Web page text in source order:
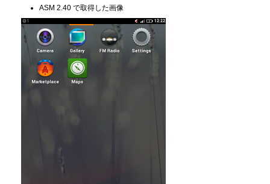
ASM 2.40 で取得した画像